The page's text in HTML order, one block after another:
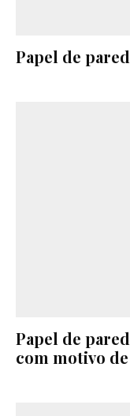
Papel de
Papel de
com motivo